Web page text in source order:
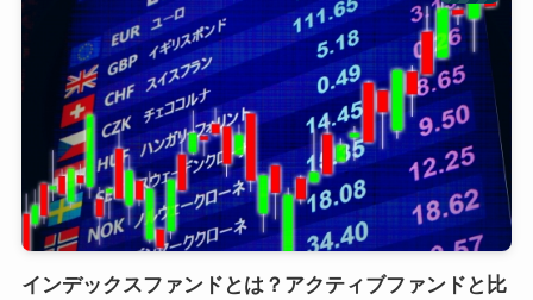
インデックスファンドとは？アクティブファンドと比